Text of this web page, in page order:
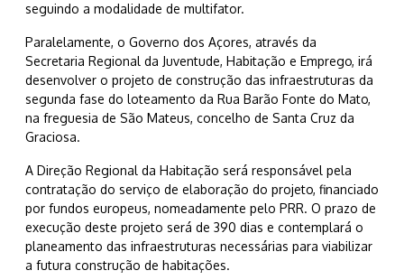
seguindo a modalidade de multifator.
Paralelamente, o Governo dos Açores, através da
Secretaria Regional da Juventude, Habitação e Emprego, irá
desenvolver o projeto de construção das infraestruturas da
segunda fase do loteamento da Rua Barão Fonte do Mato,
na freguesia de São Mateus, concelho de Santa Cruz da
Graciosa.
A Direção Regional da Habitação será responsável pela
contratação do serviço de elaboração do projeto, financiado
por fundos europeus, nomeadamente pelo PRR. O prazo de
execução deste projeto será de 390 dias e contemplará o
planeamento das infraestruturas necessárias para viabilizar
a futura construção de habitações.